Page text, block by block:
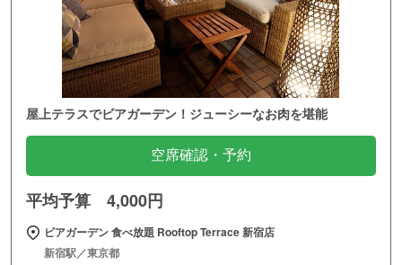
屋上テラスでビアガーデン！ジューシーなお肉を堪能
空席確認・予約
平均予算 4,000円
ビアガーデン 食べ放題 Rooftop Terrace 新宿店
新宿駅／東京都